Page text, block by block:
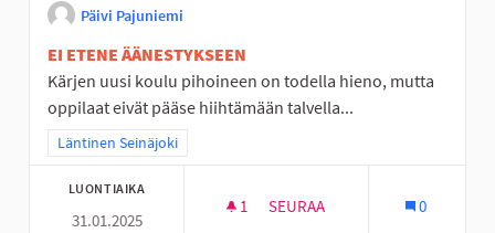
Päivi Pajuniemi
EI ETENE ÄÄNESTYKSEEN
Kärjen uusi koulu pihoineen on todella hieno, mutta
oppilaat eivät pääse hiihtämään talvella...
Rajaa tulokset teeman mukaan: Läntinen Seinäjoki
Läntinen Seinäjoki
LUONTIAIKA
31.01.2025
1 1 SEURAAJA
SEURAA 0